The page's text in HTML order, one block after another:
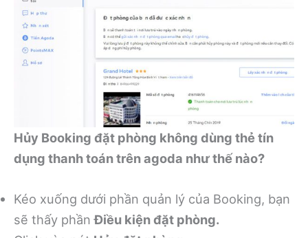
Hủy Booking đặt phòng không dùng thẻ tín
dụng thanh toán trên agoda như thế nào?
Kéo xuống dưới phần quản lý của Booking, bạn
sẽ thấy phầnĐiều kiện đặt phòng.